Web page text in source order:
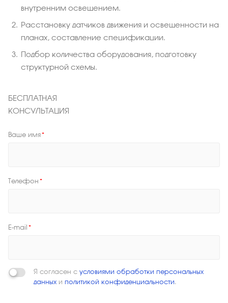
внутренним освещением.
Расстановку датчиков движения и освещенности на
планах, составление спецификации.
Подбор количества оборудования, подготовку
структурной схемы.
БЕСПЛАТНАЯ
КОНСУЛЬТАЦИЯ
Ваше имя*
Телефон *
E-mail *
Я согласен с условиями обработки персональных
данных и политикой конфиденциальности.